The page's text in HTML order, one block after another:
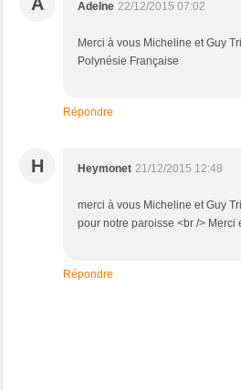
Adelne 22/12/2015 07:02
Merci à vous Micheline et Guy
Polynésie Française
Répondre
H Heymonet 21/12/2015 12:48
merci à vous Micheline et Guy
pour notre paroisse <br /> Merci
Répondre